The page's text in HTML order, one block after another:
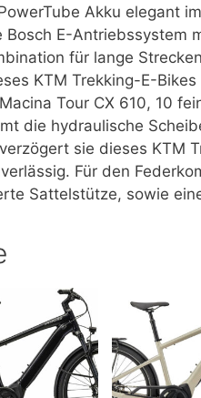
Akku elegant
E-Antriebssystem
für lange
KTM Trekking-E-
Tour CX 610, 10
die hydraulische
sie dieses KTM
Für den
Sattelstütze, sowie